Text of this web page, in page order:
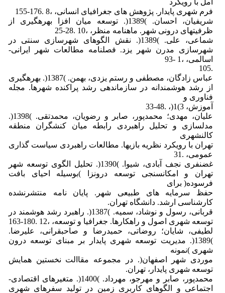
آمل با رویکرد
فرم شهری پایدار. پژوهش های جغرافیای انسانی، ،8 .176-155
شریفیان، احسان. )1389(. توسعه میان افزا بهرهگیری از
ظرفیتهای درونی شهر. ماهنامه منظر، ،10 .28-25
شماعی، علی. )1389(. نقش الگوهای شهرسازی سنتی در
شهرسازی مدرن شهر یزد. فصلنامه مطالعات شهر ایرانی-
اسالمی، ،1 -93
.105
عباس زادگان، مصطفی و رستم یزدی، بهمن. )1387(. بهرهگیری
از رشد هوشمندانه در سازماندهی رشد پراکنده شهرها. مجله
فناوری و
آموزش، 3)1(، .48-33
علیان، مهدی؛ محمدپور، صابر و رضویان، محمدتقی. )1398(.
مدلسازی و تحلیل راهبردی رابطه میان کنشگران منطقه
کالنشهری
تهران با رویکرد نظریه بازیها. مطالعات راهبردی سیاست گذاری
عمومی، .31
غضنفری نجف آبادی، شیوا. )1390(. تحلیل الگوی توسعه شهر
تهران و امکانسنجی توسعه درونزا )بوسیله احیای بافت
فرسوده( برای
حفظ سرمایه های طبیعی شهر. پایان نامه منتشرنشده
کارشناسی ارشد. دانشگاه تهران.
قربانی، رسول و نوشاد، سمیه. )1387(. راهبرد رشد هوشمند در
توسعه شهری اصول و راهکارها. جغرافیا و توسعه، ،12 .180-163
لطیفی، شایان؛ روضاتی، حمیدرضا و صاحبقرانی، علیرضا.
)1389(. مدیریت توسعه شهری پایدار بر مبنای توسعه درون
شهری )نمونه
موردی شهر اصفهان(. در مجموعه مقاالت نخستین همایش
توسعه شهری پایدار، تهران.
محمدپور، صابر و مهرجو، مهرداد. )1400(. متغیرهای اقتصادی-
اجتماعی و الگوهای کاربری زمین در تولید سفرهای شهری